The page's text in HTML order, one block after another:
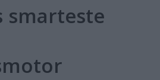
smarteste